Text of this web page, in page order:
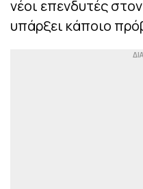
νέοι επενδυτές
υπάρξει κάποιο